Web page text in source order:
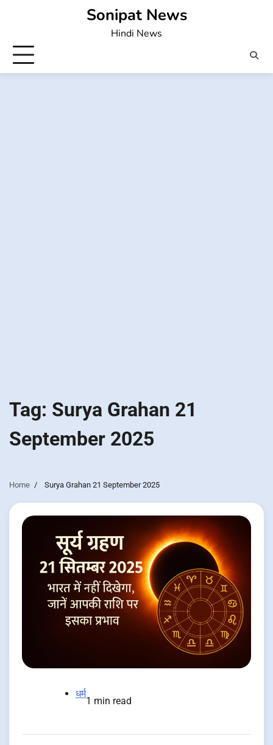
Sonipat News
Hindi News
Tag: Surya Grahan 21
September 2025
Home Surya Grahan 21 September 2025
धर्म
1 min read